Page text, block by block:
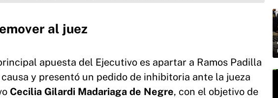
al juez
apuesta del Ejecutivo es apartar a Ramos Padilla
y presentó un pedido de inhibitoria ante la jueza
Cecilia Gilardi Madariaga de Negre, con el objetivo de